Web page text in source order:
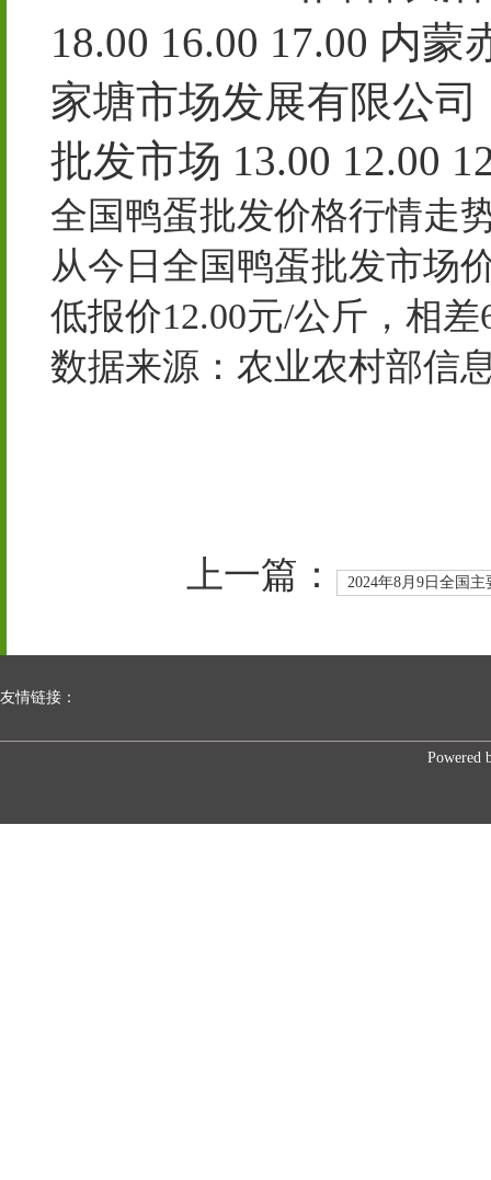
18.00 16.00 17.00 内
家塘市场发展有限公司
批发市场 13.00 12.00
全国鸭蛋批发价格行情走
从今日全国鸭蛋批发市场
低报价12.00元/公斤，相
数据来源：农业农村部信
上一篇： 2024年8月9日全国
友情链接：
Powered